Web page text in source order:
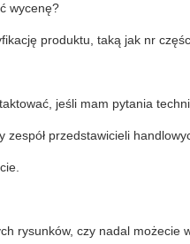
wycenę?
produktu, taką jak nr
jeśli mam pytania
zespół przedstawicieli
rysunków, czy nadal możecie